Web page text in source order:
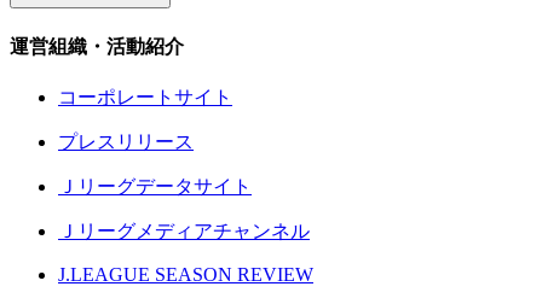
運営組織・活動紹介
コーポレートサイト
プレスリリース
Ｊリーグデータサイト
Ｊリーグメディアチャンネル
J.LEAGUE SEASON REVIEW